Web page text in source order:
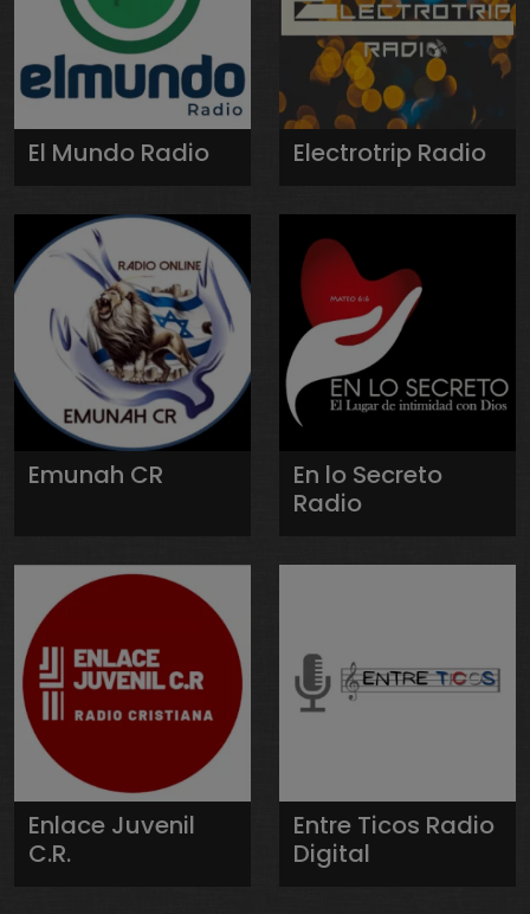
El Mundo Radio Electrotrip Radio
Emunah CR
En lo Secreto
Radio
Enlace Juvenil
C.R.
Entre Ticos Radio
Digital